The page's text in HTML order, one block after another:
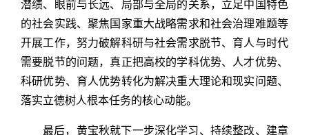
潜绩、眼前与长远、局部与全局的关系，立足中国特色
的社会实践、聚焦国家重大战略需求和社会治理难题等
开展工作，努力破解科研与社会需求脱节、育人与时代
需要脱节的问题，真正把高校的学科优势、人才优势、
科研优势、育人优势转化为解决重大理论和现实问题、
落实立德树人根本任务的核心动能。
最后，黄宝秋就下一步深化学习、持续整改、建章